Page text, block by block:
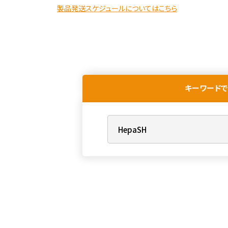
製品発送スケジュールについてはこちら
キーワード